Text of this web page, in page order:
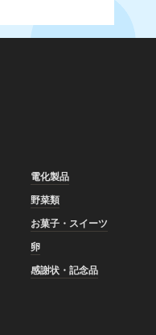
電化製品
野菜類
お菓子・スイーツ
卵
感謝状・記念品